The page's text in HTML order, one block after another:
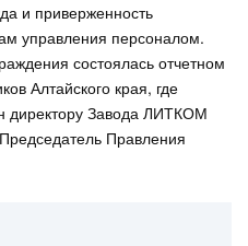
и приверженность
управления персоналом.
состоялась отчетном
Алтайского края, где
директору Завода ЛИТКОМ
Правления